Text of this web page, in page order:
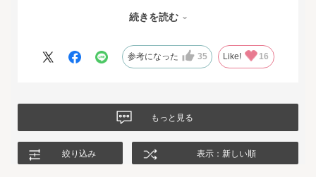
することが出来ました。最初に注文したものはイメージと違って
は、生地もデザインも大満足、これから長く自信をもって着用し
続きを読む
参考になった 35 Like! 16
もっと見る
絞り込み 表示：新しい順